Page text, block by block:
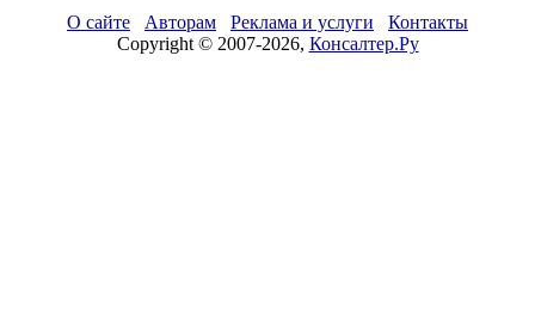
О сайте Авторам Реклама и услуги
Контакты
Copyright © 2007-2026, Консалтер.Ру